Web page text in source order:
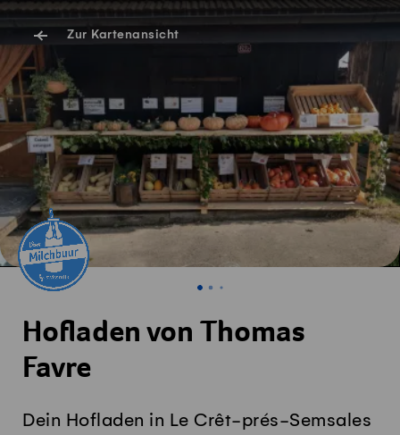
Zur Kartenansicht
Hofladen von Thomas
Favre
Dein Hofladen in Le Crêt-prés-Semsales